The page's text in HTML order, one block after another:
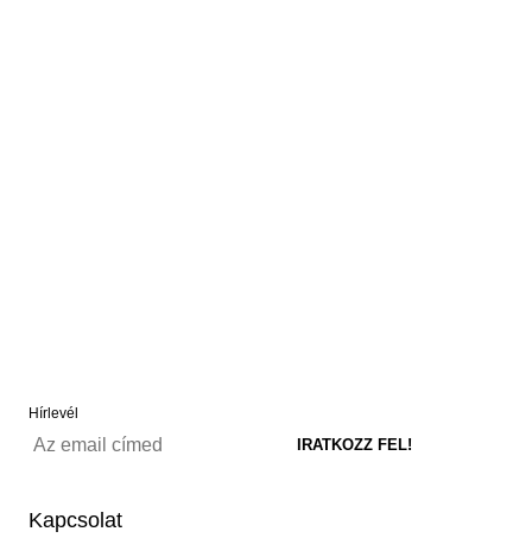
Hírlevél
Kapcsolat